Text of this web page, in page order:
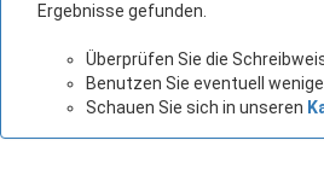
Ergebnisse gefunden.
Überprüfen Sie die
Benutzen Sie eventuell
Schauen Sie sich in unseren